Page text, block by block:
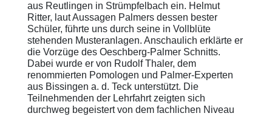
aus Reutlingen in Strümpfelbach ein. Helmut
Ritter, laut Aussagen Palmers dessen bester
Schüler, führte uns durch seine in Vollblüte
stehenden Musteranlagen. Anschaulich erklärte er
die Vorzüge des Oeschberg-Palmer Schnitts.
Dabei wurde er von Rudolf Thaler, dem
renommierten Pomologen und Palmer-Experten
aus Bissingen a. d. Teck unterstützt. Die
Teilnehmenden der Lehrfahrt zeigten sich
durchweg begeistert von dem fachlichen Niveau